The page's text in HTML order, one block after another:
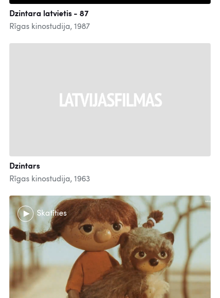
Dzintara latvietis - 87
Rīgas kinostudija, 1987
Dzintars
Rīgas kinostudija, 1963
Skatīties